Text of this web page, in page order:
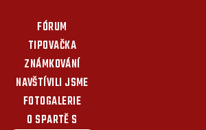
FÓRUM
TIPOVAČKA
ZNÁMKOVÁNÍ
NAVŠTÍVILI JSME
FOTOGALERIE
O SPARTĚ S